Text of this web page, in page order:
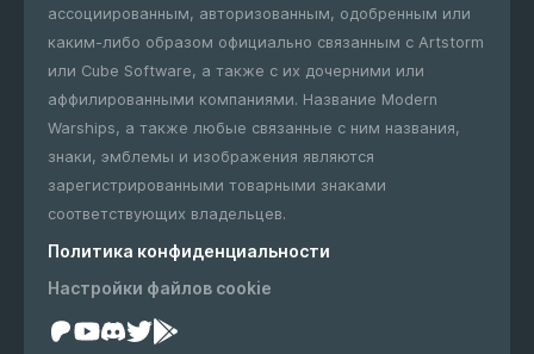
ассоциированным, авторизованным, одобренным или
каким-либо образом официально связанным с Artstorm
или Cube Software, а также с их дочерними или
аффилированными компаниями. Название Modern
Warships, а также любые связанные с ним названия,
знаки, эмблемы и изображения являются
зарегистрированными товарными знаками
соответствующих владельцев.
Политика конфиденциальности
Настройки файлов cookie